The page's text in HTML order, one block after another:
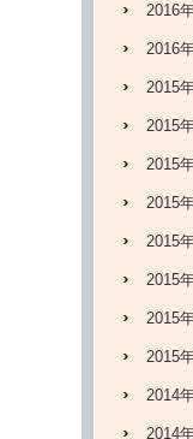
2016
2016
2015
2015
2015
2015
2015
2015
2015
2015
2014
2014